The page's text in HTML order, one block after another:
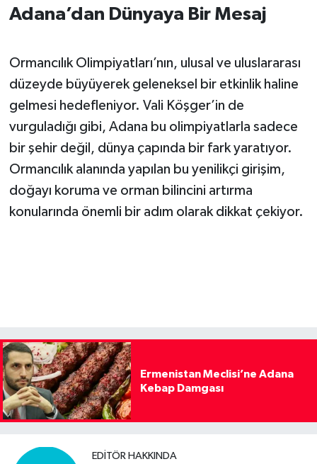
Adana’dan Dünyaya Bir Mesaj
Ormancılık Olimpiyatları’nın, ulusal ve uluslararası
düzeyde büyüyerek geleneksel bir etkinlik haline
gelmesi hedefleniyor. Vali Köşger’in de
vurguladığı gibi, Adana bu olimpiyatlarla sadece
bir şehir değil, dünya çapında bir fark yaratıyor.
Ormancılık alanında yapılan bu yenilikçi girişim,
doğayı koruma ve orman bilincini artırma
konularında önemli bir adım olarak dikkat çekiyor.
Ermenistan Meclisi’ne Adana
Kebap Damgası
EDITÖR HAKKINDA